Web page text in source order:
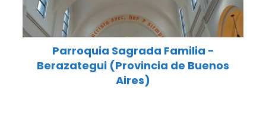
Parroquia Sagrada Familia -
Berazategui (Provincia de Buenos
Aires)